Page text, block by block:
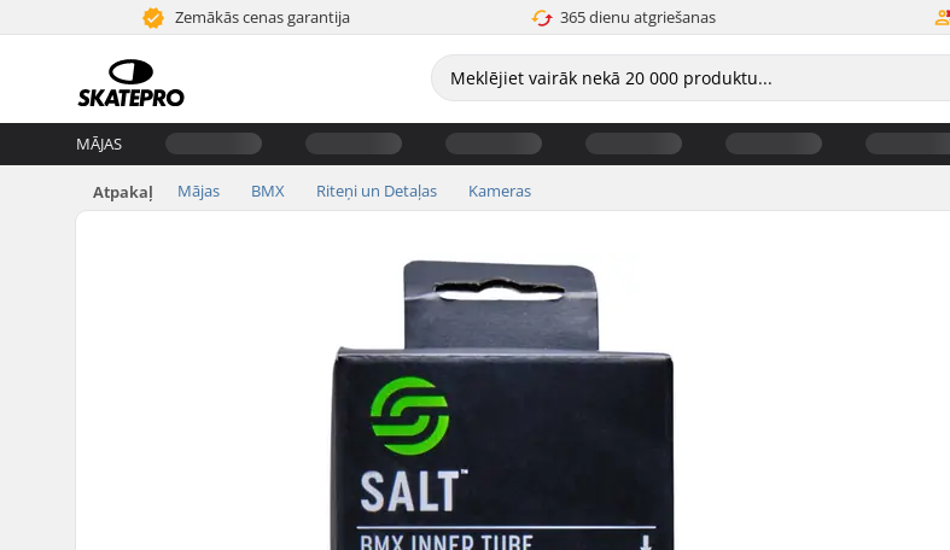
Zemākās cenas garantija 365 dienu atgriešanas
MĀJAS
Atpakaļ Mājas BMX Riteņi un Detaļas Kameras